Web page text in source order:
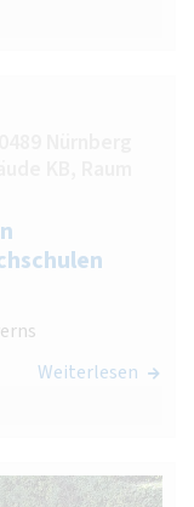
Weiterlesen